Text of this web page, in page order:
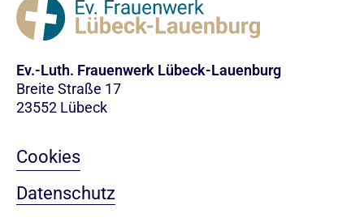
Ev.-Luth. Frauenwerk Lübeck-Lauenburg
Breite Straße 17
23552 Lübeck
Cookies
Datenschutz